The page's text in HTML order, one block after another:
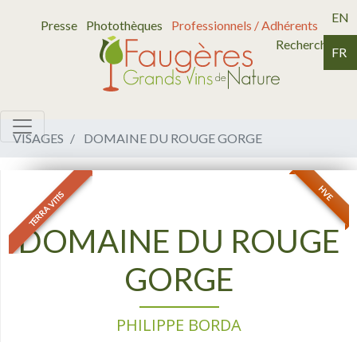
Presse Photothèques
Professionnels / Adhérents
Recherche
EN
FR
VISAGES DOMAINE DU ROUGE GORGE
HVE
TERRA VITIS
DOMAINE DU ROUGE
GORGE
PHILIPPE BORDA